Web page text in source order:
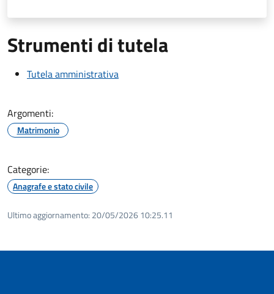
Strumenti di tutela
Tutela amministrativa
Argomenti:
Matrimonio
Categorie:
Anagrafe e stato civile
Ultimo aggiornamento: 20/05/2026 10:25.11